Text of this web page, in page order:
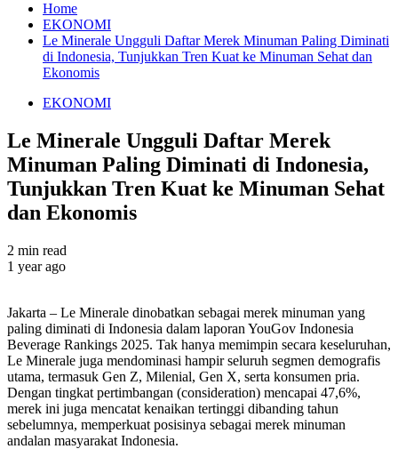
Home
EKONOMI
Le Minerale Ungguli Daftar Merek Minuman Paling Diminati
di Indonesia, Tunjukkan Tren Kuat ke Minuman Sehat dan
Ekonomis
EKONOMI
Le Minerale Ungguli Daftar Merek
Minuman Paling Diminati di Indonesia,
Tunjukkan Tren Kuat ke Minuman Sehat
dan Ekonomis
2 min read
1 year ago
Jakarta – Le Minerale dinobatkan sebagai merek minuman yang
paling diminati di Indonesia dalam laporan YouGov Indonesia
Beverage Rankings 2025. Tak hanya memimpin secara keseluruhan,
Le Minerale juga mendominasi hampir seluruh segmen demografis
utama, termasuk Gen Z, Milenial, Gen X, serta konsumen pria.
Dengan tingkat pertimbangan (consideration) mencapai 47,6%,
merek ini juga mencatat kenaikan tertinggi dibanding tahun
sebelumnya, memperkuat posisinya sebagai merek minuman
andalan masyarakat Indonesia.